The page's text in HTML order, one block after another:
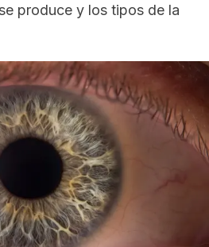
produce y los tipos de la